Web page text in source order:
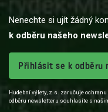
Nenechte si ujít žádný
k odběru našeho
Přihlásit se k odběru
Hudební výlety, z.s. zaručuje ochranu
odběru newsletteru souhlasíte s